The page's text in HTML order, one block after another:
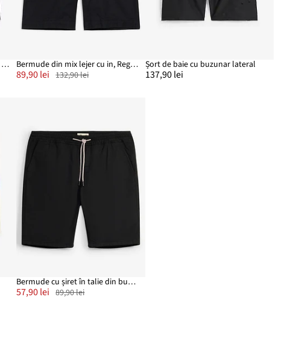
Bermude cargo cu talie elastică și curea, Regular Fit Bermude din mix lejer cu in, Regular Fit
89,90 lei 132,90 lei
Șort de baie cu buzunar lateral
137,90 lei
Bermude cu șiret în talie din bumbac 100%, Regular Fit
57,90 lei 89,90 lei